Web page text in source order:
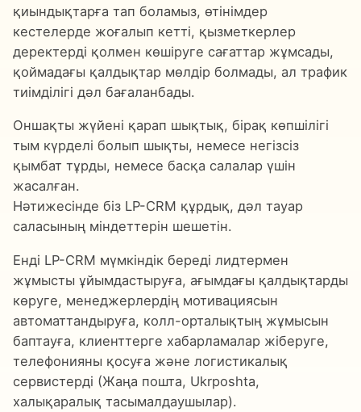
қиындықтарға тап боламыз, өтінімдер
кестелерде жоғалып кетті, қызметкерлер
деректерді қолмен көшіруге сағаттар жұмсады,
қоймадағы қалдықтар мөлдір болмады, ал трафик
тиімділігі дәл бағаланбады.
Оншақты жүйені қарап шықтық, бірақ көпшілігі
тым күрделі болып шықты, немесе негізсіз
қымбат тұрды, немесе басқа салалар үшін
жасалған.
Нәтижесінде біз LP-CRM құрдық, дәл тауар
саласының міндеттерін шешетін.
Енді LP-CRM мүмкіндік береді лидтермен
жұмысты ұйымдастыруға, ағымдағы қалдықтарды
көруге, менеджерлердің мотивациясын
автоматтандыруға, колл-орталықтың жұмысын
баптауға, клиенттерге хабарламалар жіберуге,
телефонияны қосуға және логистикалық
сервистерді (Жаңа пошта, Ukrposhta,
халықаралық тасымалдаушылар).